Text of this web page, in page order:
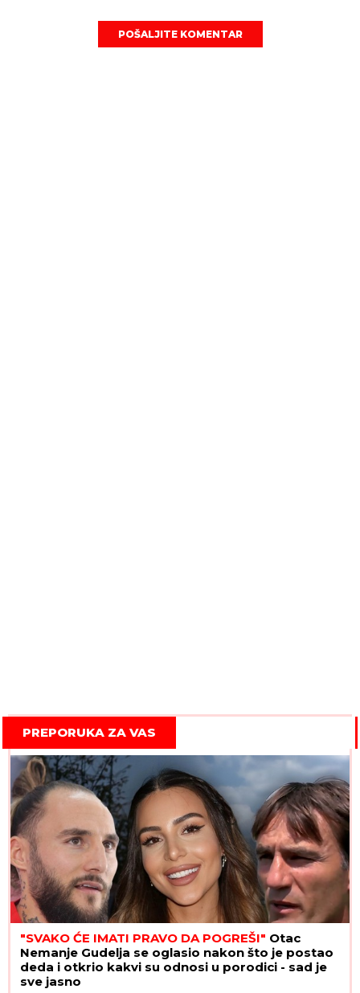
POŠALJITE KOMENTAR
PREPORUKA ZA VAS
"SVAKO ĆE IMATI PRAVO DA POGREŠI" Otac
Nemanje Gudelja se oglasio nakon što je postao
deda i otkrio kakvi su odnosi u porodici - sad je
sve jasno